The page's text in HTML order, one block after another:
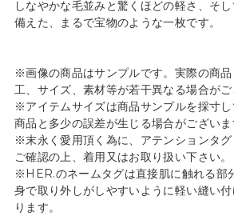
しなやかな毛並みと驚くほどの軽さ、そ
備えた、まるで宝物のような一枚です。
※画像の商品はサンプルです。実際の商
工、サイズ、素材等が若干異なる場合がご
※アイテムサイズは商品サンプルを採寸
商品と多少の誤差が生じる場合がございま
※末永く愛用頂く為に、アテンションタ
ご確認の上、着用又はお取り扱い下さい。
※HER.のネームタグは直接肌に触れる部
身で取り外しがしやすいように軽い縫い
ります。